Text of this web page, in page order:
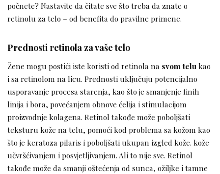
počnete? Nastavite da čitate sve što treba da znate o
retinolu za telo – od benefita do pravilne primene.
Prednosti retinola za vaše telo
Žene mogu postići iste koristi od retinola na svom telu kao
i sa retinolom na licu. Prednosti uključuju potencijalno
usporavanje procesa starenja, kao što je smanjenje finih
linija i bora, povećanjem obnove ćelija i stimulacijom
proizvodnje kolagena. Retinol takođe može poboljšati
teksturu kože na telu, pomoći kod problema sa kožom kao
što je keratoza pilaris i poboljšati ukupan izgled kože. kože
učvršćivanjem i posvjetljivanjem. Ali to nije sve. Retinol
takođe može da smanji oštećenja od sunca, ožiljke i tamne